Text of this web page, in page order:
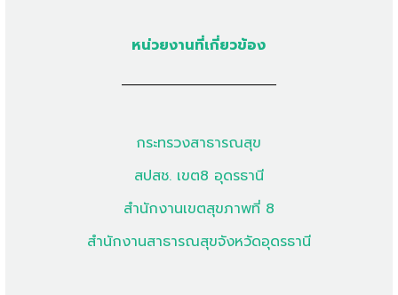
หน่วยงานที่เกี่ยวข้อง
กระทรวงสาธารณสุข
สปสช. เขต8 อุดรธานี
สำนักงานเขตสุขภาพที่ 8
สำนักงานสาธารณสุขจังหวัดอุดรธานี